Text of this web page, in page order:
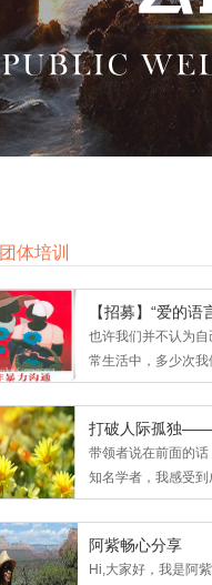
团体培训
【招募】“爱的
也许我们并不认为
常生活中，多少次我
打破人际孤独——
带领者说在前面的
知名学者，我感受
阿紫畅心分享
Hi,大家好，我是阿